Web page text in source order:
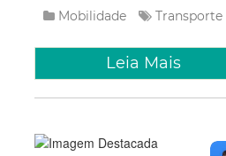
Mobilidade Transporte
Leia Mais